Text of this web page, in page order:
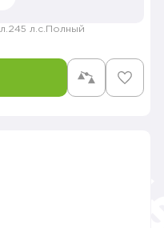
245 л.с. Полный